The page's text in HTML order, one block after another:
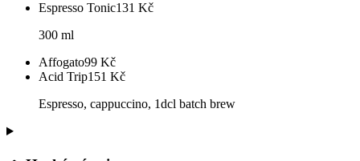
Espresso Tonic131 Kč
300 ml
Affogato99 Kč
Acid Trip151 Kč
Espresso, cappuccino, 1dcl batch brew